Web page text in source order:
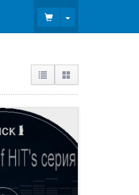
Toggle Dropdown